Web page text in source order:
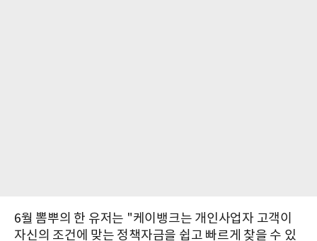
6월 뽐뿌의 한 유저는 "케이뱅크는 개인사업자 고객이
자신의 조건에 맞는 정책자금을 쉽고 빠르게 찾을 수 있